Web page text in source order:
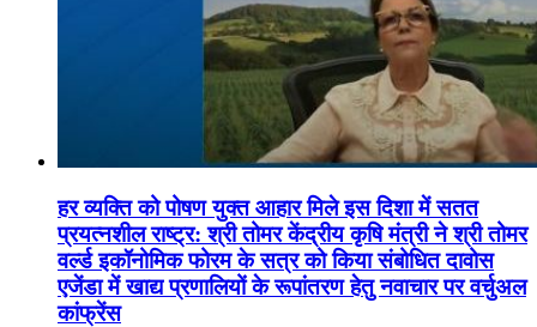
हर व्यक्ति को पोषण युक्त आहार मिले इस दिशा में सतत
प्रयत्नशील राष्ट्र: श्री तोमर केंद्रीय कृषि मंत्री ने श्री तोमर
वर्ल्ड इकॉनोमिक फोरम के सत्र को किया संबोधित दावोस
एजेंडा में खाद्य प्रणालियों के रूपांतरण हेतु नवाचार पर वर्चुअल
कांफ्रेंस